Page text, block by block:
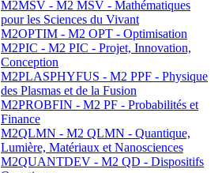
M2MSV - M2 MSV - Mathématiques
pour les Sciences du Vivant
M2OPTIM - M2 OPT - Optimisation
M2PIC - M2 PIC - Projet, Innovation,
Conception
M2PLASPHYFUS - M2 PPF - Physique
des Plasmas et de la Fusion
M2PROBFIN - M2 PF - Probabilités et
Finance
M2QLMN - M2 QLMN - Quantique,
Lumière, Matériaux et Nanosciences
M2QUANTDEV - M2 QD - Dispositifs